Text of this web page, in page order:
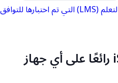
فيما يلي قائمة كاملة بأنظمة إدارة التعلم (LMS) التي تم اختبارها للتوافق